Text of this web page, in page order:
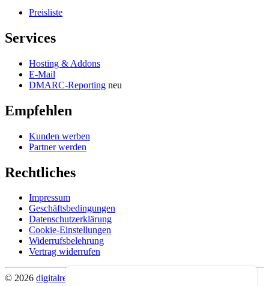
Preisliste
Services
Hosting & Addons
E-Mail
DMARC-Reporting neu
Empfehlen
Kunden werben
Partner werden
Rechtliches
Impressum
Geschäftsbedingungen
Datenschutzerklärung
Cookie-Einstellungen
Widerrufsbelehrung
Vertrag widerrufen
© 2026 digitalrevier